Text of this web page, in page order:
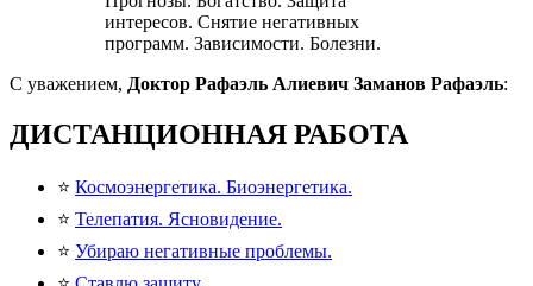
интересов. Снятие негативных
программ. Зависимости. Болезни.
С уважением, Доктор Рафаэль Алиевич Заманов Рафаэль:
ДИСТАНЦИОННАЯ РАБОТА
⭐ Космоэнергетика. Биоэнергетика.
⭐ Телепатия. Ясновидение.
⭐ Убираю негативные проблемы.